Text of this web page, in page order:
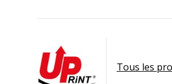
Tous les